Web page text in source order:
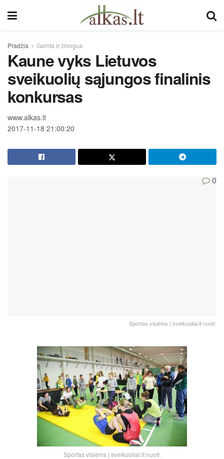
Pradžia Gamta ir žmogus
Kaune vyks Lietuvos
sveikuolių sąjungos finalinis
konkursas
www.alkas.lt
2017-11-18 21:00:20
0
Sportas visiems | sveikuoliai.lt nuotr.
Sportas visiems | sveikuoliai.lt nuotr.